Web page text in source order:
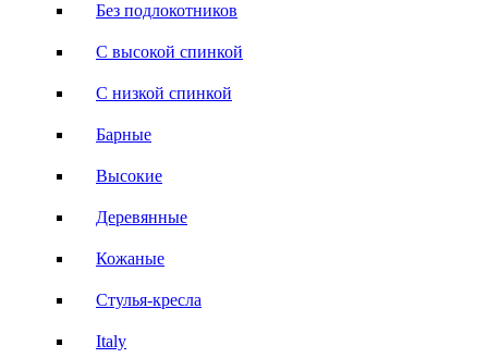
Без подлокотников
С высокой спинкой
С низкой спинкой
Барные
Высокие
Деревянные
Кожаные
Стулья-кресла
Italy